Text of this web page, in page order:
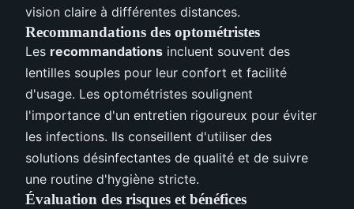
vision claire à différentes distances.
Recommandations des optométristes
Les recommandations incluent souvent des
lentilles souples pour leur confort et facilité
d'usage. Les optométristes soulignent
l'importance d'un entretien rigoureux pour éviter
les infections. Ils conseillent d'utiliser des
solutions désinfectantes de qualité et de suivre
une routine d'hygiène stricte.
Évaluation des risques et bénéfices